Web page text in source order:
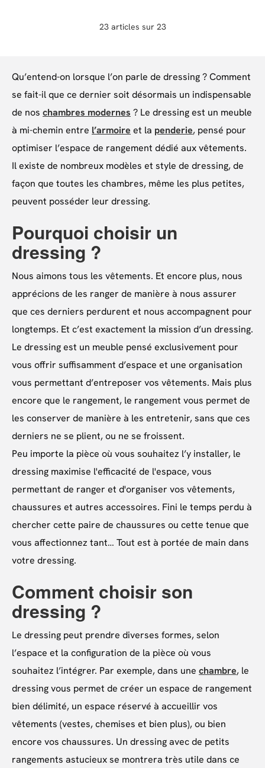
23 articles sur 23
Qu’entend-on lorsque l’on parle de dressing ? Comment
se fait-il que ce dernier soit désormais un indispensable
de nos chambres modernes ? Le dressing est un meuble
à mi-chemin entre l’armoire et la penderie, pensé pour
optimiser l’espace de rangement dédié aux vêtements.
Il existe de nombreux modèles et style de dressing, de
façon que toutes les chambres, même les plus petites,
peuvent posséder leur dressing.
Pourquoi choisir un
dressing ?
Nous aimons tous les vêtements. Et encore plus, nous
apprécions de les ranger de manière à nous assurer
que ces derniers perdurent et nous accompagnent pour
longtemps. Et c’est exactement la mission d’un dressing.
Le dressing est un meuble pensé exclusivement pour
vous offrir suffisamment d’espace et une organisation
vous permettant d’entreposer vos vêtements. Mais plus
encore que le rangement, le rangement vous permet de
les conserver de manière à les entretenir, sans que ces
derniers ne se plient, ou ne se froissent.
Peu importe la pièce où vous souhaitez l’y installer, le
dressing maximise l'efficacité de l'espace, vous
permettant de ranger et d'organiser vos vêtements,
chaussures et autres accessoires. Fini le temps perdu à
chercher cette paire de chaussures ou cette tenue que
vous affectionnez tant… Tout est à portée de main dans
votre dressing.
Comment choisir son
dressing ?
Le dressing peut prendre diverses formes, selon
l’espace et la configuration de la pièce où vous
souhaitez l’intégrer. Par exemple, dans une chambre, le
dressing vous permet de créer un espace de rangement
bien délimité, un espace réservé à accueillir vos
vêtements (vestes, chemises et bien plus), ou bien
encore vos chaussures. Un dressing avec de petits
rangements astucieux se montrera très utile dans ce